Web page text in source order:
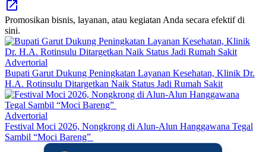
Promosikan bisnis, layanan, atau kegiatan Anda secara efektif di
sini.
Advertorial
Bupati Garut Dukung Peningkatan Layanan Kesehatan, Klinik Dr.
H.A. Rotinsulu Ditargetkan Naik Status Jadi Rumah Sakit
Advertorial
Festival Moci 2026, Nongkrong di Alun-Alun Hanggawana Tegal
Sambil “Moci Bareng”